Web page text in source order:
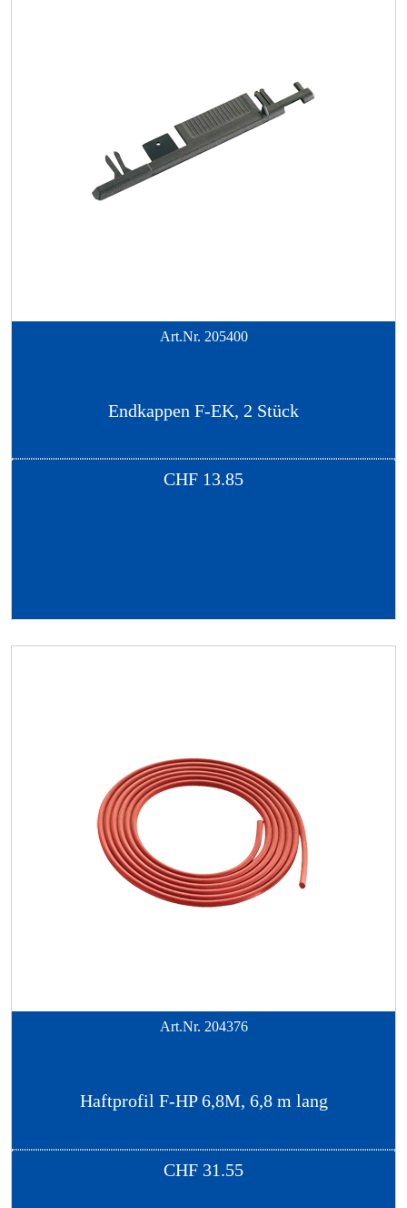
Art.Nr. 205400
Endkappen F-EK, 2 Stück
CHF 13.85
Art.Nr. 204376
Haftprofil F-HP 6,8M, 6,8 m lang
CHF 31.55